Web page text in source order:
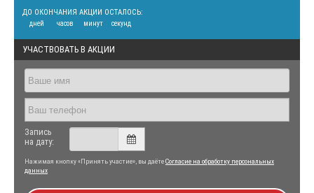
ДО ОКОНЧАНИЯ АКЦИИ ОСТАЛОСЬ:
дней часов минут секунд
УЧАСТВОВАТЬ В АКЦИИ
Запись
на дату:
Нажимая кнопку «Принять участие», вы даётеСогласие на обработку персональных
данных